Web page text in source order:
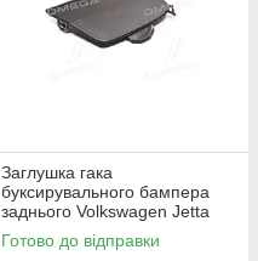
Заглушка гака
буксирувального бампера
заднього Volkswagen Jetta
2014–2018 TEMPEST
0514583955
Готово до відправки